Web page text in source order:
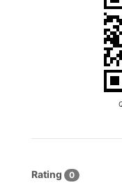
Rating
0